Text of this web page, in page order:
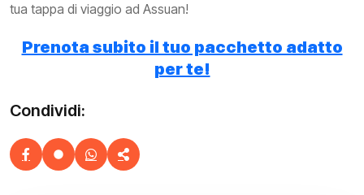
tua tappa di viaggio ad Assuan!
Prenota subito il tuo pacchetto adatto
per te!
Condividi: